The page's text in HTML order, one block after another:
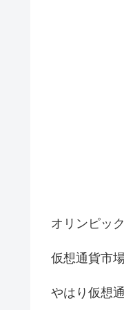
オリンピッ
仮想通貨市
やはり仮想